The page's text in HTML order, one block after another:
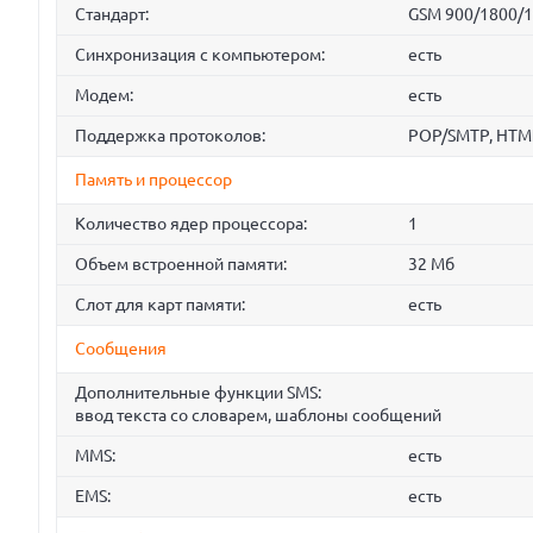
Стандарт: GSM 900/1800/
Синхронизация с компьютером: есть
Модем: есть
Поддержка протоколов: POP/SMTP,
Память и процессор
Количество ядер процессора: 1
Объем встроенной памяти: 32 Мб
Слот для карт памяти: есть
Сообщения
Дополнительные функции SMS:
ввод текста со словарем, шаблоны сообщений
MMS: есть
EMS: есть